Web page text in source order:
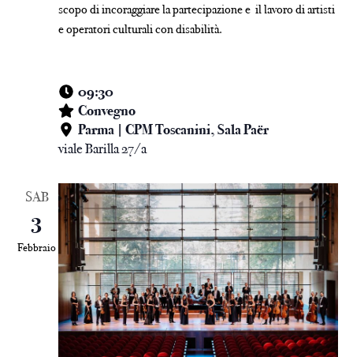
scopo di incoraggiare la partecipazione e il lavoro di artisti
e operatori culturali con disabilità.
09:30
Convegno
Parma | CPM Toscanini, Sala Paër
viale Barilla 27/a
SAB
3
Febbraio